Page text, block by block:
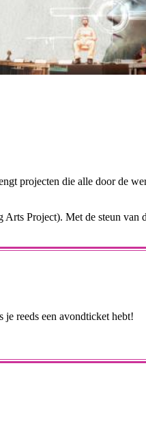
projecten die alle door de
Project). Met de steun van
reeds een avondticket hebt!